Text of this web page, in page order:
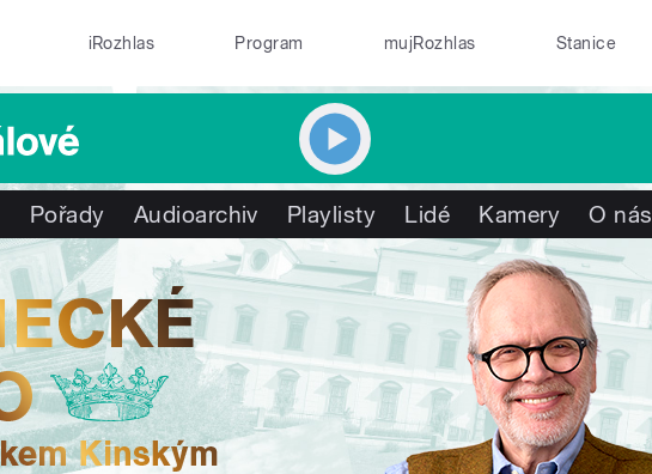
iRozhlas Program mujRozhlas Stanice
Pořady Audioarchiv Playlisty Lidé Kamery O nás